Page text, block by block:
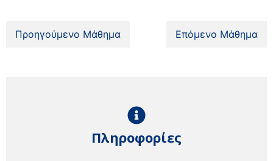
Προηγούμενο Μάθημα Επόμενο Μάθημα
Πληροφορίες